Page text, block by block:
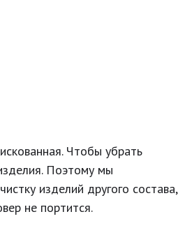
Чтобы убрать
Поэтому мы
изделий другого состава,
не портится.